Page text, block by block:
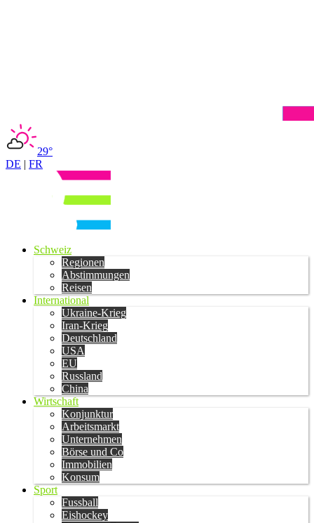
29°
DE | FR
Schweiz
Regionen
Abstimmungen
Reisen
International
Ukraine-Krieg
Iran-Krieg
Deutschland
USA
EU
Russland
China
Wirtschaft
Konjunktur
Arbeitsmarkt
Unternehmen
Börse und Co
Immobilien
Konsum
Sport
Fussball
Eishockey